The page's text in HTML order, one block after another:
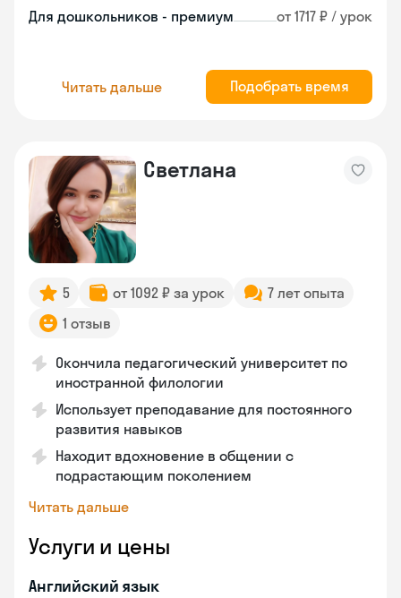
Для дошкольников - премиум от 1717 ₽ / урок
Читать дальше Подобрать время
Светлана
5 от 1092 ₽ за урок
7 лет опыта
1 отзыв
Окончила педагогический университет по
иностранной филологии
Использует преподавание для постоянного
развития навыков
Находит вдохновение в общении с
подрастающим поколением
Читать дальше
Услуги и цены
Английский язык